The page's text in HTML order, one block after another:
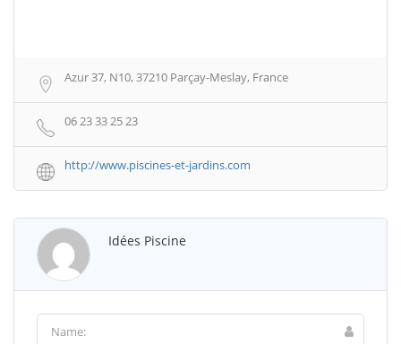
Azur 37, N10, 37210 Parçay-Meslay, France
06 23 33 25 23
http://www.piscines-et-jardins.com
Idées Piscine